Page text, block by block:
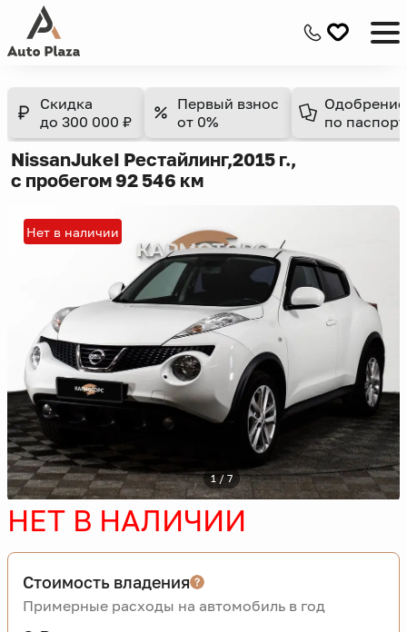
Скидка
до 300 000 ₽
Первый взнос
от 0%
Одобрение
по
NissanJukeI Рестайлинг,2015 г.,
с пробегом 92 546 км
Нет в наличии
1 / 7
НЕТ В НАЛИЧИИ
Стоимость владения
Примерные расходы на автомобиль в год